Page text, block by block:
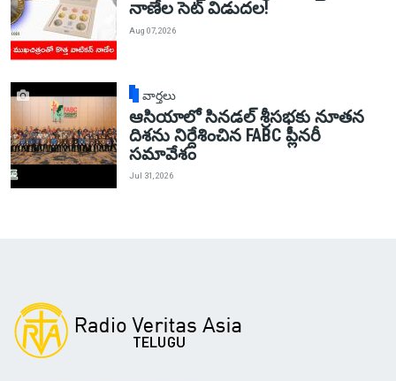
నాణేల సెట్ విడుదల!
Aug 07, 2026
వార్తలు
ఆసియాలో సినడల్ శ్రీసభకు నూతన
దిశను నిర్దేశించిన FABC ప్లీనరీ
సమావేశం
Jul 31, 2026